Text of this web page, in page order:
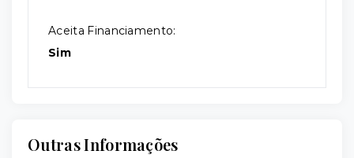
Aceita Financiamento:
Sim
Outras Informações